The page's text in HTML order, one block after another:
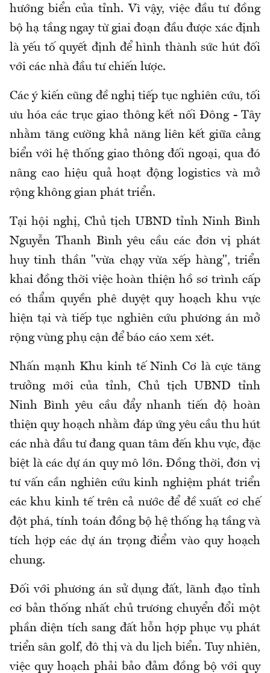
hướng biển của tỉnh. Vì vậy, việc đầu tư đồng
bộ hạ tầng ngay từ giai đoạn đầu được xác định
là yếu tố quyết định để hình thành sức hút đối
với các nhà đầu tư chiến lược.
Các ý kiến cũng đề nghị tiếp tục nghiên cứu, tối
ưu hóa các trục giao thông kết nối Đông - Tây
nhằm tăng cường khả năng liên kết giữa cảng
biển với hệ thống giao thông đối ngoại, qua đó
nâng cao hiệu quả hoạt động logistics và mở
rộng không gian phát triển.
Tại hội nghị, Chủ tịch UBND tỉnh Ninh Bình
Nguyễn Thanh Bình yêu cầu các đơn vị phát
huy tinh thần "vừa chạy vừa xếp hàng", triển
khai đồng thời việc hoàn thiện hồ sơ trình cấp
có thẩm quyền phê duyệt quy hoạch khu vực
hiện tại và tiếp tục nghiên cứu phương án mở
rộng vùng phụ cận để báo cáo xem xét.
Nhấn mạnh Khu kinh tế Ninh Cơ là cực tăng
trưởng mới của tỉnh, Chủ tịch UBND tỉnh
Ninh Bình yêu cầu đẩy nhanh tiến độ hoàn
thiện quy hoạch nhằm đáp ứng yêu cầu thu hút
các nhà đầu tư đang quan tâm đến khu vực, đặc
biệt là các dự án quy mô lớn. Đồng thời, đơn vị
tư vấn cần nghiên cứu kinh nghiệm phát triển
các khu kinh tế trên cả nước để đề xuất cơ chế
đột phá, tính toán đồng bộ hệ thống hạ tầng và
tích hợp các dự án trọng điểm vào quy hoạch
chung.
Đối với phương án sử dụng đất, lãnh đạo tỉnh
cơ bản thống nhất chủ trương chuyển đổi một
phần diện tích sang đất hỗn hợp phục vụ phát
triển sân golf, đô thị và du lịch biển. Tuy nhiên,
việc quy hoạch phải bảo đảm đồng bộ với quy